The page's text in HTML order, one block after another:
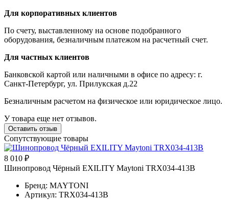
Для корпоративных клиентов
По счету, выставленному на основе подобранного
оборудования, безналичным платежом на расчетный счет.
Для частных клиентов
Банковской картой или наличными в офисе по адресу: г.
Санкт-Петербург, ул. Прилукская д.22
Безналичным расчетом на физическое или юридическое лицо.
У товара еще нет отзывов.
Оставить отзыв
Сопутствующие товары
8 010 ₽
Шинопровод Чёрный EXILITY Maytoni TRX034-413B
Бренд: MAYTONI
Артикул: TRX034-413B